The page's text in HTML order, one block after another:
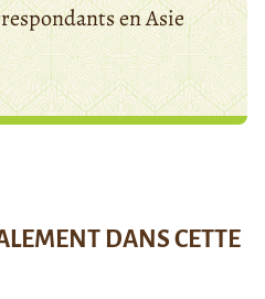
en Asie
DANS CETTE